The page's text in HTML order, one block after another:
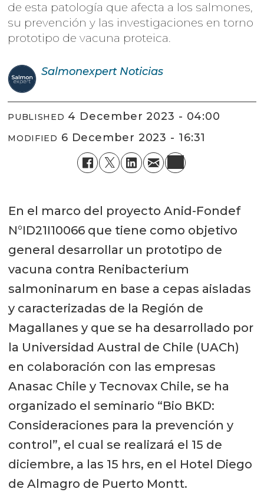
de esta patología que afecta a los salmones,
su prevención y las investigaciones en torno
prototipo de vacuna proteica.
Salmonexpert Noticias
PUBLISHED 4 December 2023 - 04:00
MODIFIED 6 December 2023 - 16:31
En el marco del proyecto Anid-Fondef
N°ID21I10066 que tiene como objetivo
general desarrollar un prototipo de
vacuna contra Renibacterium
salmoninarum en base a cepas aisladas
y caracterizadas de la Región de
Magallanes y que se ha desarrollado por
la Universidad Austral de Chile (UACh)
en colaboración con las empresas
Anasac Chile y Tecnovax Chile, se ha
organizado el seminario “Bio BKD:
Consideraciones para la prevención y
control”, el cual se realizará el 15 de
diciembre, a las 15 hrs, en el Hotel Diego
de Almagro de Puerto Montt.